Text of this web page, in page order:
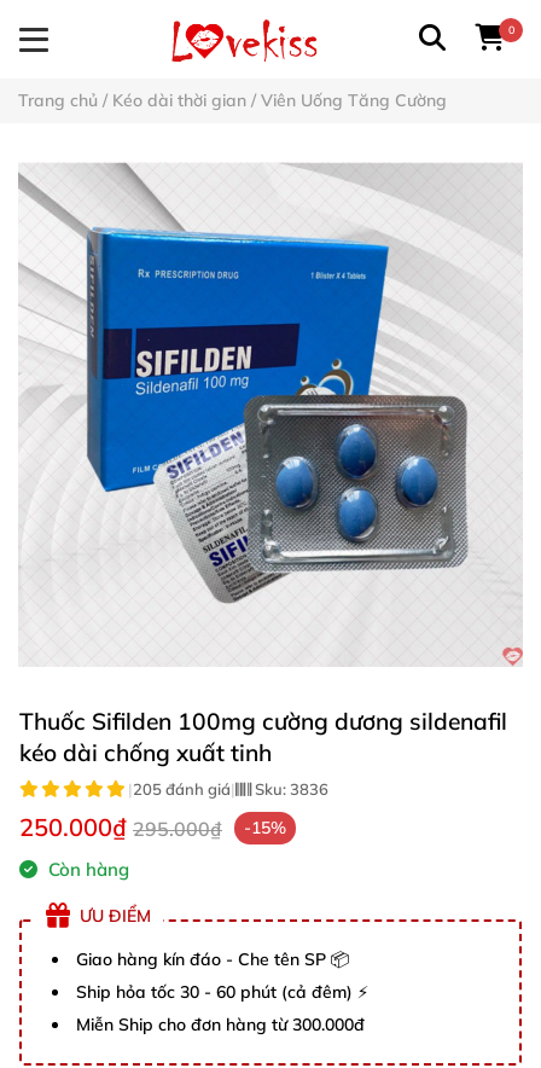
0
Trang chủ / Kéo dài thời gian / Viên Uống Tăng Cường
Thuốc Sifilden 100mg cường dương sildenafil
kéo dài chống xuất tinh
|205 đánh giá| Sku:3836
250.000₫ 295.000₫ -15%
Còn hàng
ƯU ĐIỂM
Giao hàng kín đáo - Che tên SP 📦
Ship hỏa tốc 30 - 60 phút (cả đêm) ⚡
Miễn Ship cho đơn hàng từ 300.000đ